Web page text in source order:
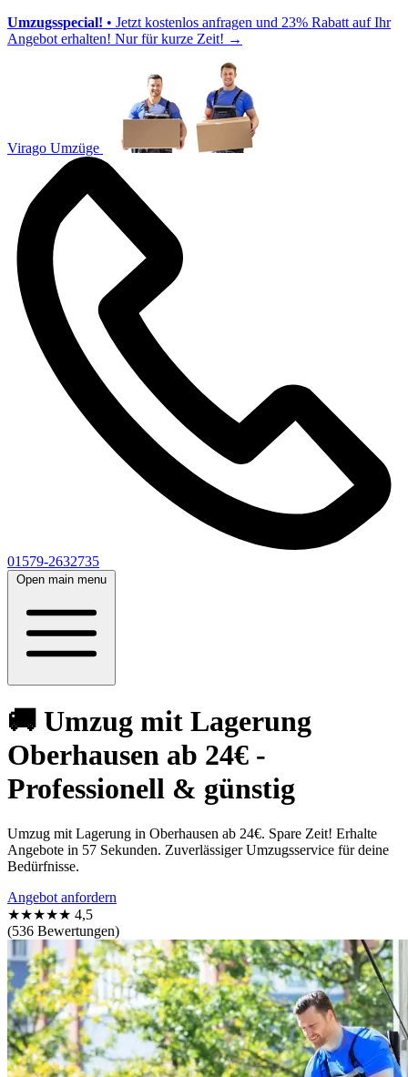
Umzugsspecial! • Jetzt kostenlos anfragen und 23% Rabatt auf Ihr
Angebot erhalten! Nur für kurze Zeit! →
Virago Umzüge
01579-2632735
Open main menu
🚚 Umzug mit Lagerung
Oberhausen ab 24€ -
Professionell & günstig
Umzug mit Lagerung in Oberhausen ab 24€. Spare Zeit! Erhalte
Angebote in 57 Sekunden. Zuverlässiger Umzugsservice für deine
Bedürfnisse.
Angebot anfordern
★★★★★ 4,5
(536 Bewertungen)